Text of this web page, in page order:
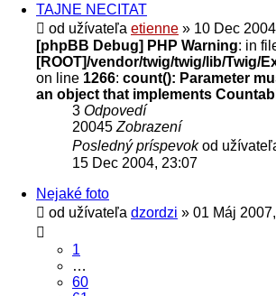
TAJNE NECITAT
od užívateľa etienne » 10 Dec
[phpBB Debug] PHP Warning: in
[ROOT]/vendor/twig/twig/lib/Twig/
on line 1266: count(): Parameter
an object that implements
3 Odpovedí
20045 Zobrazení
Posledný príspevokod
15 Dec 2004, 23:07
Nejaké foto
od užívateľa dzordzi » 01 Máj
1
…
60